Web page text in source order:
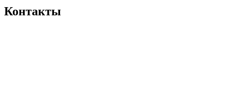
Контакты